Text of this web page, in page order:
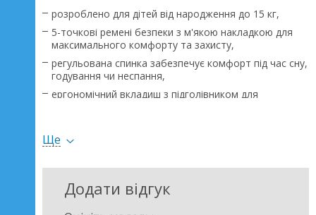
розроблено для дітей від народження до 15 кг,
5-точкові ремені безпеки з м'якою накладкою для
максимального комфорту та захисту,
регульована спинка забезпечує комфорт під час сну,
годування чи неспання,
ергономічний вкладиш з підголівником для
дихаюча сітка сприяє природній циркуляції повітря.
Ще
Додати відгук